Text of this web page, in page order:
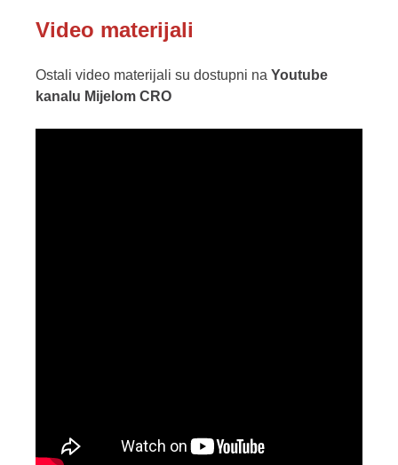
Video materijali
Ostali video materijali su dostupni na Youtube
kanalu Mijelom CRO